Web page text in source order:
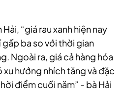
“giá rau xanh hiện nay
ba so với thời gian
Ngoài ra, giá cả hàng hóa
hướng nhích tăng và đặc
điểm cuối năm” - bà Hải